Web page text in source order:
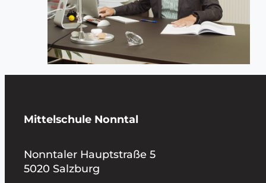
Mittelschule Nonntal
Nonntaler Hauptstraße 5
5020 Salzburg